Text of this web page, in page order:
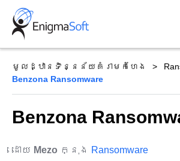
Skip
content
មូលដ្ឋានទិន្នន័យគំរាមកំហែង
Benzona Ransomware
Benzona
ដោយ Mezo ក្នុង
Ransomware